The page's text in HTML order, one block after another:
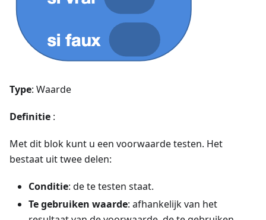
Type: Waarde
Definitie :
Met dit blok kunt u een voorwaarde testen. Het
bestaat uit twee delen:
Conditie: de te testen staat.
Te gebruiken waarde: afhankelijk van het